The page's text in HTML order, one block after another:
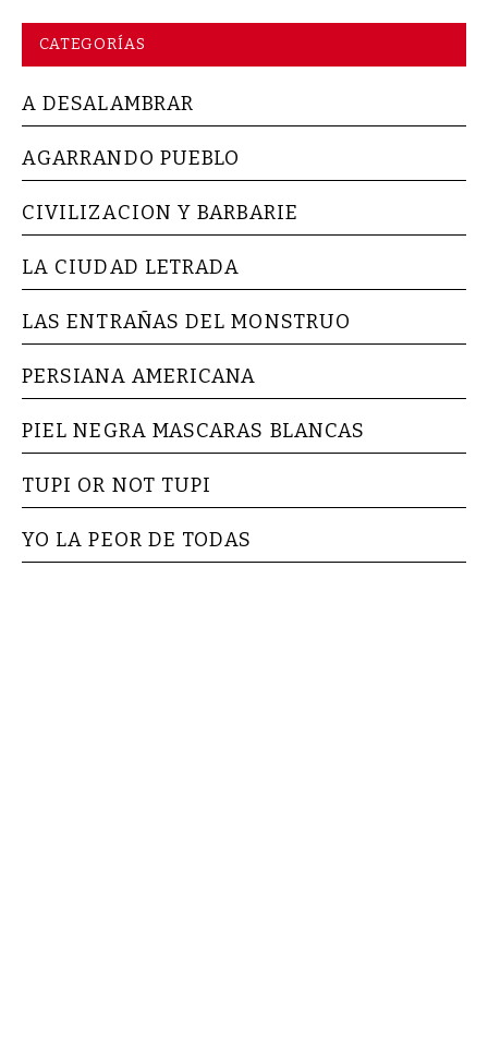
CATEGORÍAS
A DESALAMBRAR
AGARRANDO PUEBLO
CIVILIZACION Y BARBARIE
LA CIUDAD LETRADA
LAS ENTRAÑAS DEL MONSTRUO
PERSIANA AMERICANA
PIEL NEGRA MASCARAS BLANCAS
TUPI OR NOT TUPI
YO LA PEOR DE TODAS